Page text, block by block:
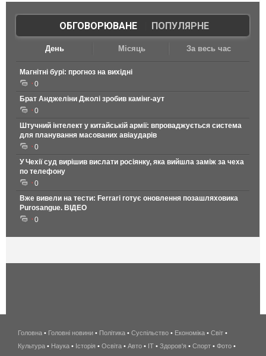
ОБГОВОРЮВАНЕ| ПОПУЛЯРНЕ
День Місяць За весь час
Магнітні бурі: прогноз на вихідні
0
Брат Анджеліни Джолі зробив камінг-аут
0
Штучний інтелект у китайській армії: впроваджується система
для планування масованих авіаударів
0
У Чехії суд вирішив вислати росіянку, яка вийшла заміж за чеха
по телефону
0
Вже вивели на тести: Ferrari готує оновлення позашляховика
Purosangue. ВІДЕО
0
беспроводной
интернет
Головна • Головні новини • Політика • Суспільство • Економіка • Світ •
Культура • Наука • Історія • Освіта • Авто • IT • Здоров'я • Спорт • Фото •